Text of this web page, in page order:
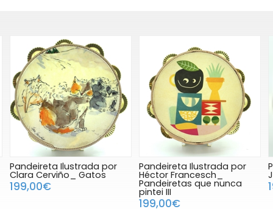
Pandeireta Ilustrada por
Héctor Francesch_
Pandeiretas que nunca
pintei III
Pandeireta Ilustrada por
Juanlu Nacha_ Rosalía
199,00€